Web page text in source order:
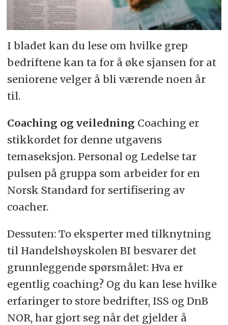
I bladet kan du lese om hvilke grep
bedriftene kan ta for å øke sjansen for at
seniorene velger å bli værende noen år
til.
Coaching og veiledning Coaching er
stikkordet for denne utgavens
temaseksjon. Personal og Ledelse tar
pulsen på gruppa som arbeider for en
Norsk Standard for sertifisering av
coacher.
Dessuten: To eksperter med tilknytning
til Handelshøyskolen BI besvarer det
grunnleggende spørsmålet: Hva er
egentlig coaching? Og du kan lese hvilke
erfaringer to store bedrifter, ISS og DnB
NOR, har gjort seg når det gjelder å